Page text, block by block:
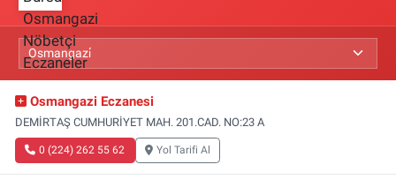
Osmangazi Eczanesi
DEMİRTAŞ CUMHURİYET MAH. 201.CAD. NO:23 A
0 (224) 262 55 62 Yol Tarifi Al